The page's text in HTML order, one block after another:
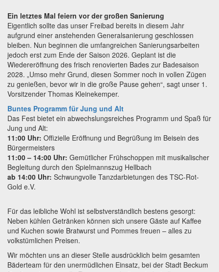
Ein letztes Mal feiern vor der großen Sanierung
Eigentlich sollte das unser Freibad bereits in diesem Jahr
aufgrund einer anstehenden Generalsanierung geschlossen
bleiben. Nun beginnen die umfangreichen Sanierungsarbeiten
jedoch erst zum Ende der Saison 2026. Geplant ist die
Wiedereröffnung des frisch renovierten Bades zur Badesaison
2028. „Umso mehr Grund, diesen Sommer noch in vollen Zügen
zu genießen, bevor wir in die große Pause gehen“, sagt unser 1.
Vorsitzender Thomas Kleinekemper.
Buntes Programm für Jung und Alt
Das Fest bietet ein abwechslungsreiches Programm und Spaß für
Jung und Alt:
11:00 Uhr: Offizielle Eröffnung und Begrüßung im Beisein des
Bürgermeisters
11:00 – 14:00 Uhr: Gemütlicher Frühschoppen mit musikalischer
Begleitung durch den Spielmannszug Hellbach
ab 14:00 Uhr: Schwungvolle Tanzdarbietungen des TSC-Rot-
Gold e.V.
Für das leibliche Wohl ist selbstverständlich bestens gesorgt:
Neben kühlen Getränken können sich unsere Gäste auf Kaffee
und Kuchen sowie Bratwurst und Pommes freuen – alles zu
volkstümlichen Preisen.
Wir möchten uns an dieser Stelle ausdrücklich beim gesamten
Bäderteam für den unermüdlichen Einsatz, bei der Stadt Beckum